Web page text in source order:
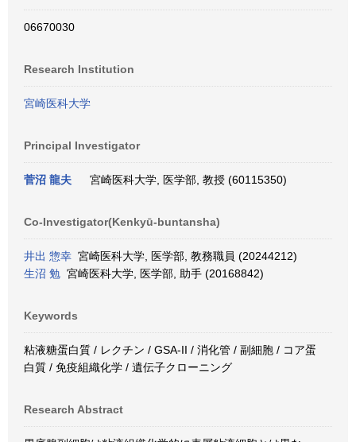
06670030
Research Institution
宮崎医科大学
Principal Investigator
菅沼 龍夫 宮崎医科大学, 医学部, 教授 (60115350)
Co-Investigator(Kenkyū-buntansha)
井出 惣幸 宮崎医科大学, 医学部, 教務職員 (20244212)
生沼 勉 宮崎医科大学, 医学部, 助手 (20168842)
Keywords
粘液糖蛋白質 / レクチン / GSA-II / 消化管 / 副細胞 / コア蛋
白質 / 免疫組織化学 / 遺伝子クローニング
Research Abstract